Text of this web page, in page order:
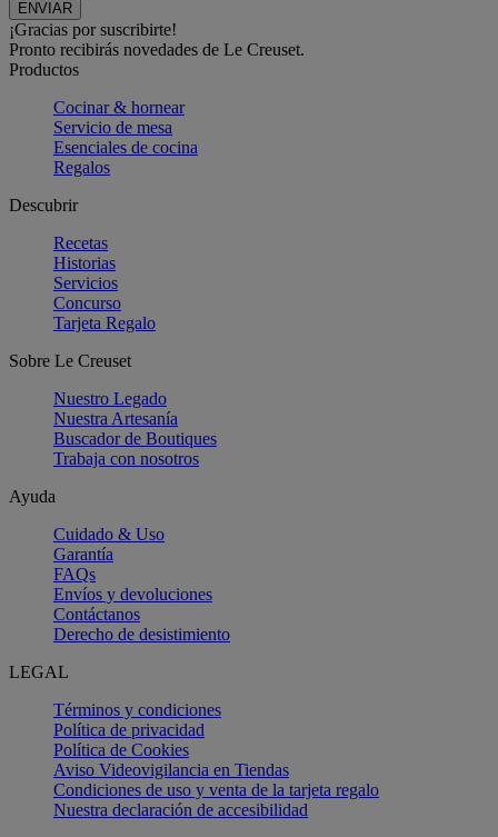
¡Gracias por suscribirte!
Pronto recibirás novedades de Le Creuset.
Productos
Cocinar & hornear
Servicio de mesa
Esenciales de cocina
Regalos
Descubrir
Recetas
Historias
Servicios
Concurso
Tarjeta Regalo
Sobre Le Creuset
Nuestro Legado
Nuestra Artesanía
Buscador de Boutiques
Trabaja con nosotros
Ayuda
Cuidado & Uso
Garantía
FAQs
Envíos y devoluciones
Contáctanos
Derecho de desistimiento
LEGAL
Términos y condiciones
Política de privacidad
Política de Cookies
Aviso Videovigilancia en Tiendas
Condiciones de uso y venta de la tarjeta regalo
Nuestra declaración de accesibilidad